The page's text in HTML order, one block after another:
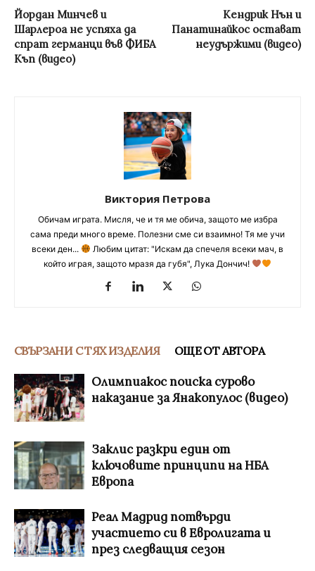
Йордан Минчев и
Шарлероа не успяха да
спрат германци във ФИБА
Къп (видео)
Кендрик Нън и
Панатинайкос остават
неудържими (видео)
Виктория Петрова
Обичам играта. Мисля, че и тя ме обича, защото ме избра
сама преди много време. Полезни сме си взаимно! Тя ме учи
всеки ден...
Любим цитат: "Искам да спечеля всеки мач, в
който играя, защото мразя да губя", Лука Дончич!
СВЪРЗАНИ С ТЯХ ИЗДЕЛИЯ ОЩЕ ОТ АВТОРА
Олимпиакос поиска сурово
наказание за Янакопулос (видео)
Заклис разкри един от
ключовите принципи на НБА
Европа
Реал Мадрид потвърди
участието си в Евролигата и
през следващия сезон